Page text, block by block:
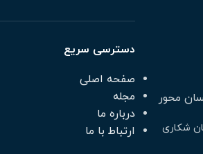
محور
شکاری
دسترسی سریع
صفحه اصلی
مجله
درباره ما
ارتباط با ما